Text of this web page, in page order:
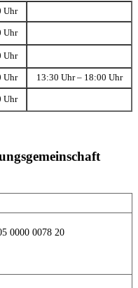
Uhr
Uhr
Uhr
Uhr 13:30 Uhr – 18:00 Uhr
Uhr
0000 0078 20